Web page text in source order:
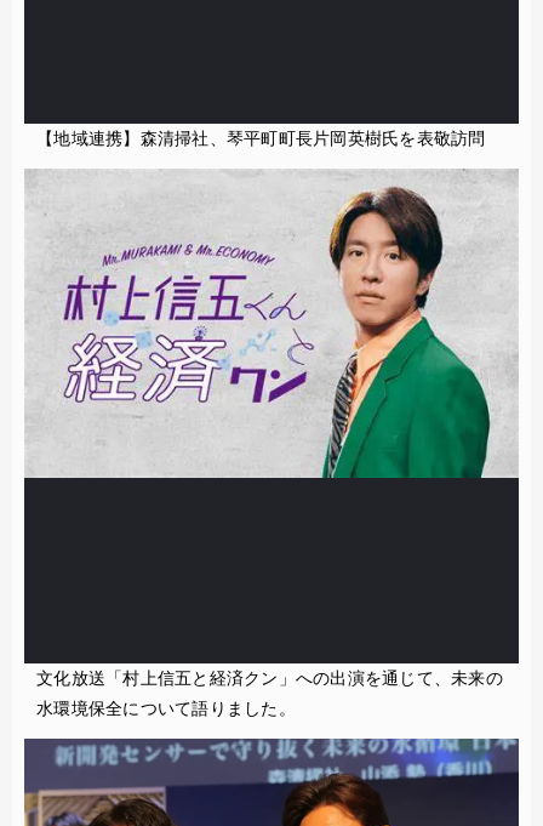
【地域連携】森清掃社、琴平町町長片岡英樹氏を表敬訪問
文化放送「村上信五と経済クン」への出演を通じて、未来の
水環境保全について語りました。